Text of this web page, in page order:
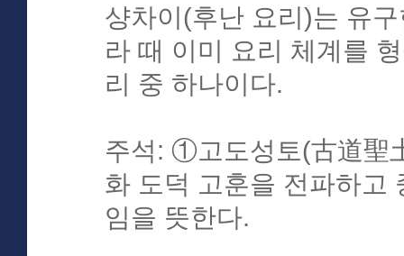
샹차이(후난 요리)는 유
라 때 이미 요리 체계를
리 중 하나이다.
주석: ①고도성토(古道聖
화 도덕 고훈을 전파하고
임을 뜻한다.